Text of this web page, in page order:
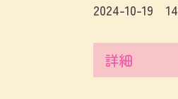
2024-10-19
詳細